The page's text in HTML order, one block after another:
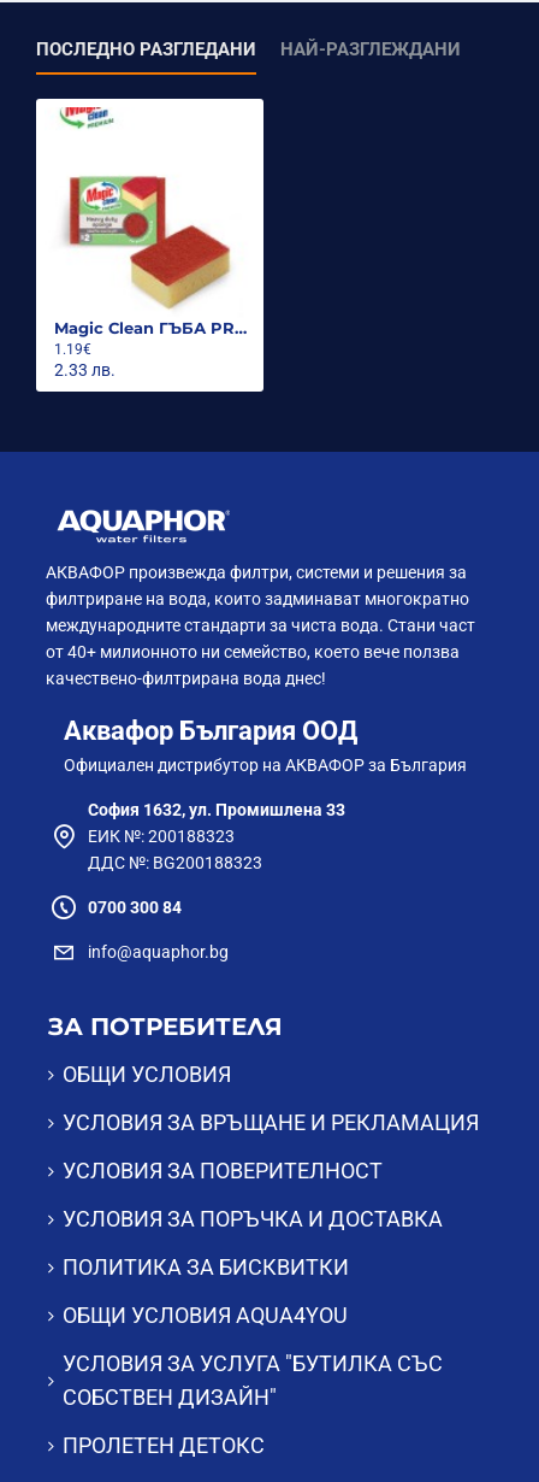
ПОСЛЕДНО РАЗГЛЕДАНИ НАЙ-РАЗГЛЕЖДАНИ
Magic Clean ГЪБА PREMIUM ЗА СИЛНО ЗАМЪРСЕНИ ПОВЪРХНОСТИ HEAVY DUTY CLEAN 2 БР.
1.19€
2.33 лв.
АКВАФОР произвежда филтри, системи и решения за
филтриране на вода, които задминават многократно
международните стандарти за чиста вода. Стани част
от 40+ милионното ни семейство, което вече ползва
качествено-филтрирана вода днес!
Аквафор България ООД
Официален дистрибутор на АКВАФОР за България
София 1632, ул. Промишлена 33
ЕИК №: 200188323
ДДС №: BG200188323
0700 300 84
info@aquaphor.bg
ЗА ПОТРЕБИТЕЛЯ
ОБЩИ УСЛОВИЯ
УСЛОВИЯ ЗА ВРЪЩАНЕ И РЕКЛАМАЦИЯ
УСЛОВИЯ ЗА ПОВЕРИТЕЛНОСТ
УСЛОВИЯ ЗА ПОРЪЧКА И ДОСТАВКА
ПОЛИТИКА ЗА БИСКВИТКИ
ОБЩИ УСЛОВИЯ AQUA4YOU
УСЛОВИЯ ЗА УСЛУГА "БУТИЛКА СЪС
СОБСТВЕН ДИЗАЙН"
ПРОЛЕТЕН ДЕТОКС